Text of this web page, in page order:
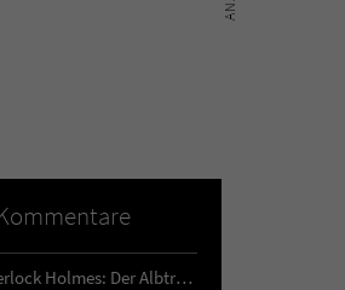
Im Kopf von Sherlock Holmes: Der Albtraum von Loch Leathan - Buch 1